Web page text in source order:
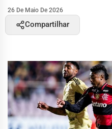
26 De Maio De 2026
Compartilhar